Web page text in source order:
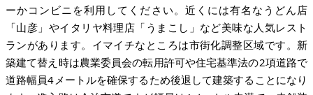
ーかコンビニを利用してください。近くには有名なうどん店
「山彦」やイタリヤ料理店「うまこし」など美味な人気レスト
ランがあります。イマイチなところは市街化調整区域です。新
築建て替え時は農業委員会の転用許可や住宅基準法の2項道路で
道路幅員4メートルを確保するため後退して建築することになり